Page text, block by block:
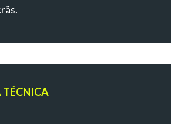
TÉCNICA